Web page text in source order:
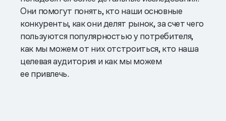
Они помогут понять, кто наши основные
конкуренты, как они делят рынок, за счет чего
пользуются популярностью у потребителя,
как мы можем от них отстроиться, кто наша
целевая аудитория и как мы можем
ее привлечь.